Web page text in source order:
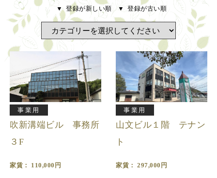
登録が新しい順 登録が古い順
事業用
吹新溝端ビル 事務所
３F
家賃： 110,000円
事業用
山文ビル１階 テナン
ト
家賃： 297,000円